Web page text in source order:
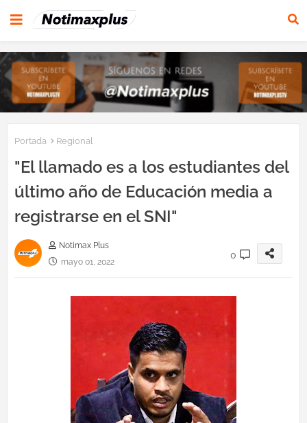
Portada Regional
"El llamado es a los estudiantes del
último año de Educación media a
registrarse en el SNI"
Notimax Plus
mayo 01, 2022
0